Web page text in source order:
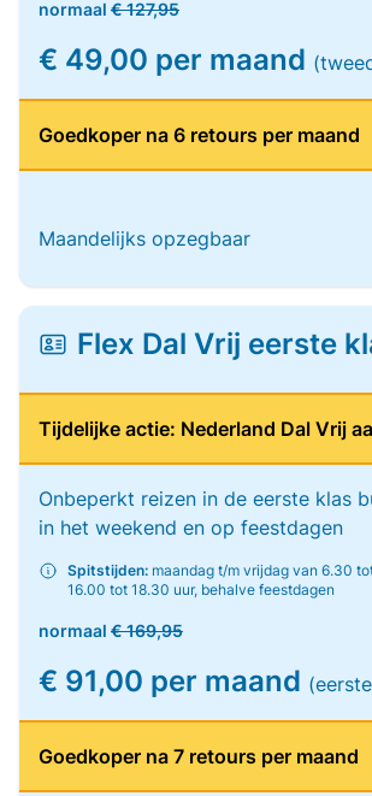
normaal € 127,95
€ 49,00 per maand
Goedkoper na 6 retours per maand
Maandelijks opzegbaar
Flex Dal Vrij eerste
Tijdelijke actie: Nederland Dal Vrij
Onbeperkt reizen in de eerste klas
in het weekend en op feestdagen
Spitstijden: maandag t/m vrijdag van 6.30
16.00 tot 18.30 uur, behalve feestdagen
normaal € 169,95
€ 91,00 per maand
Goedkoper na 7 retours per maand